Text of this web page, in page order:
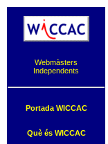
Webmàsters
Independents
Portada WICCAC
Què és WICCAC